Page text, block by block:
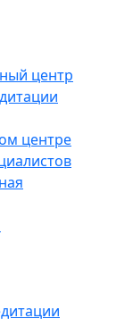
центр
центре